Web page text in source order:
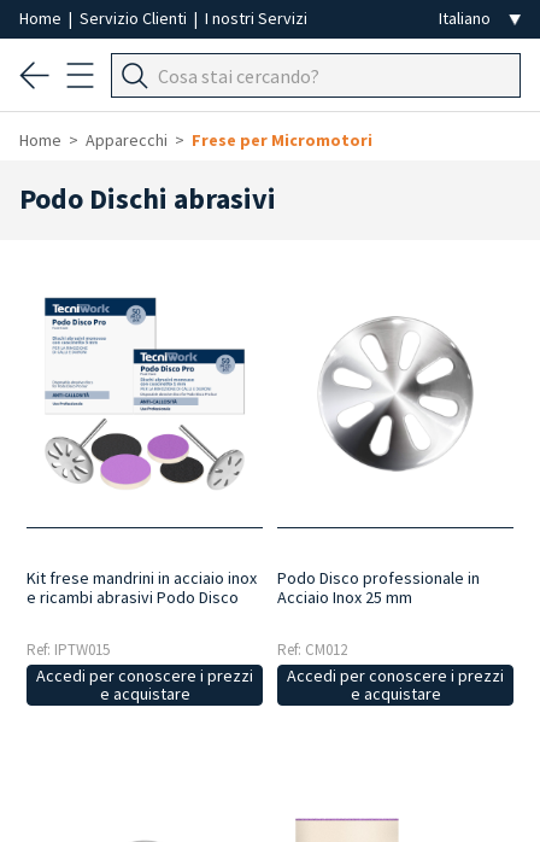
Home | Servizio Clienti | I nostri Servizi
Home Apparecchi Frese per Micromotori
Podo Dischi abrasivi
Kit frese mandrini in acciaio inox
e ricambi abrasivi Podo Disco
Ref: IPTW015
Accedi per conoscere i prezzi
e acquistare
Podo Disco professionale in
Acciaio Inox 25 mm
Ref: CM012
Accedi per conoscere i prezzi
e acquistare